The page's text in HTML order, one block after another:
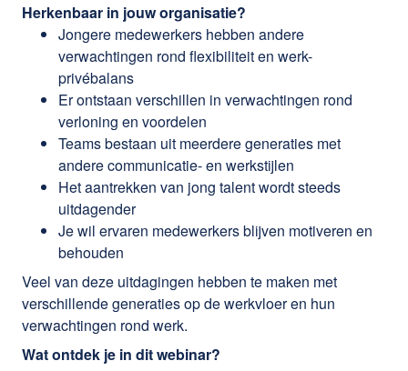
Herkenbaar in jouw organisatie?
Jongere medewerkers hebben andere
verwachtingen rond flexibiliteit en werk-
privébalans
Er ontstaan verschillen in verwachtingen rond
verloning en voordelen
Teams bestaan uit meerdere generaties met
andere communicatie- en werkstijlen
Het aantrekken van jong talent wordt steeds
uitdagender
Je wil ervaren medewerkers blijven motiveren en
behouden
Veel van deze uitdagingen hebben te maken met
verschillende generaties op de werkvloer en hun
verwachtingen rond werk.
Wat ontdek je in dit webinar?